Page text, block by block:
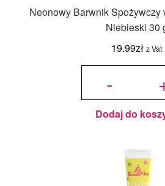
Neonowy Barwnik Spożywczy
Niebieski 30
19.99zł z Vat
-
ilość
Spożywczy
w żelu
Sweet Art -
Niebieski
30 g
Dodaj do